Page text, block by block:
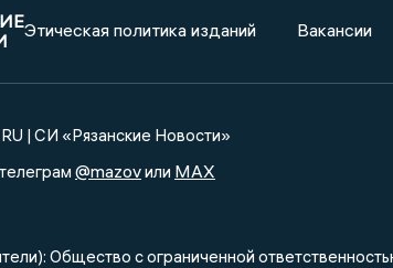
Этическая политика изданий Вакансии
| СИ «Рязанские Новости»
@mazovили MAX
Общество с ограниченной